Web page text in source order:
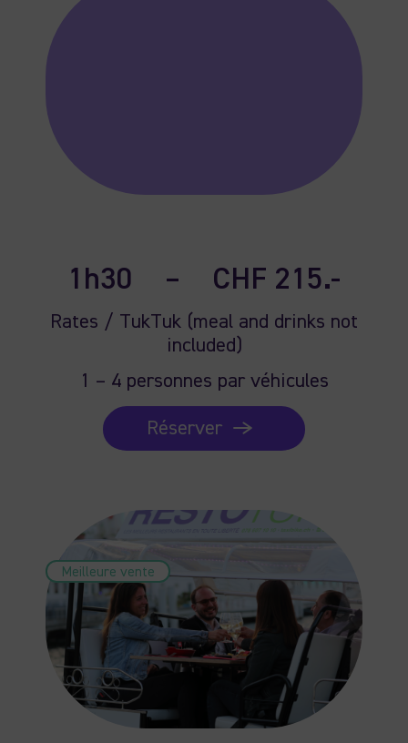
1h30 – CHF 215.-
Rates / TukTuk (meal and drinks not
included)
1 – 4 personnes par véhicules
Réserver
Meilleure vente